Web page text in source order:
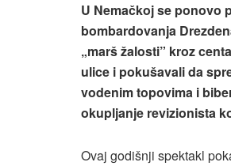
U Nemačkoj se ponovo
bombardovanja
„marš žalosti” kroz
ulice i pokušavali da
vodenim topovima i
okupljanje revizionista
Ovaj godišnji spektakl